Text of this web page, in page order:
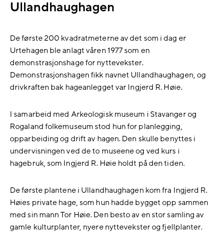
Ullandhaughagen
De første 200 kvadratmeterne av det som i dag er
Urtehagen ble anlagt våren 1977 som en
demonstrasjonshage for nyttevekster.
Demonstrasjonshagen fikk navnet Ullandhaughagen, og
drivkraften bak hageanlegget var Ingjerd R. Høie.
I samarbeid med Arkeologisk museum i Stavanger og
Rogaland folkemuseum stod hun for planlegging,
opparbeiding og drift av hagen. Den skulle benyttes i
undervisningen ved de to museene og ved kurs i
hagebruk, som Ingjerd R. Høie holdt på den tiden.
De første plantene i Ullandhaughagen kom fra Ingjerd R.
Høies private hage, som hun hadde bygget opp sammen
med sin mann Tor Høie. Den besto av en stor samling av
gamle kulturplanter, nyere nyttevekster og fjellplanter.